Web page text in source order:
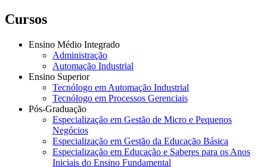
Cursos
Ensino Médio Integrado
Administração
Automação Industrial
Ensino Superior
Tecnólogo em Automação Industrial
Tecnólogo em Processos Gerenciais
Pós-Graduação
Especialização em Gestão de Micro e Pequenos
Negócios
Especialização em Gestão da Educação Básica
Especialização em Educação e Saberes para os Anos
Iniciais do Ensino Fundamental